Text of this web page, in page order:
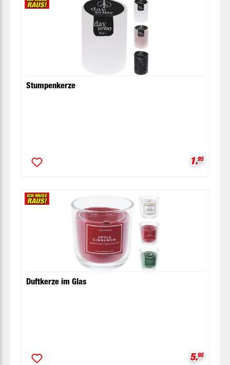
Stumpenkerze
1.95
Duftkerze im Glas
5.95